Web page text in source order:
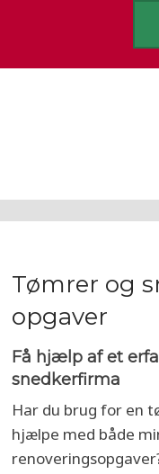
Tømrer og
opgaver
Få hjælp af et
snedkerfirma
Har du brug for en
hjælpe med både